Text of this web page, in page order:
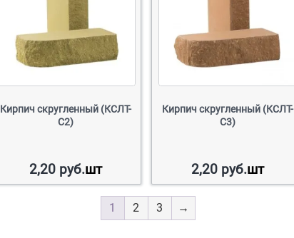
Кирпич скругленный (КСЛТ-
С2)
2,20 руб.шт
Кирпич скругленный (КСЛТ-
С3)
2,20 руб.шт
1 2 3 →